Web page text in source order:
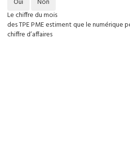
Le chiffre du mois
des TPE PME estiment que le numérique
chiffre d’affaires